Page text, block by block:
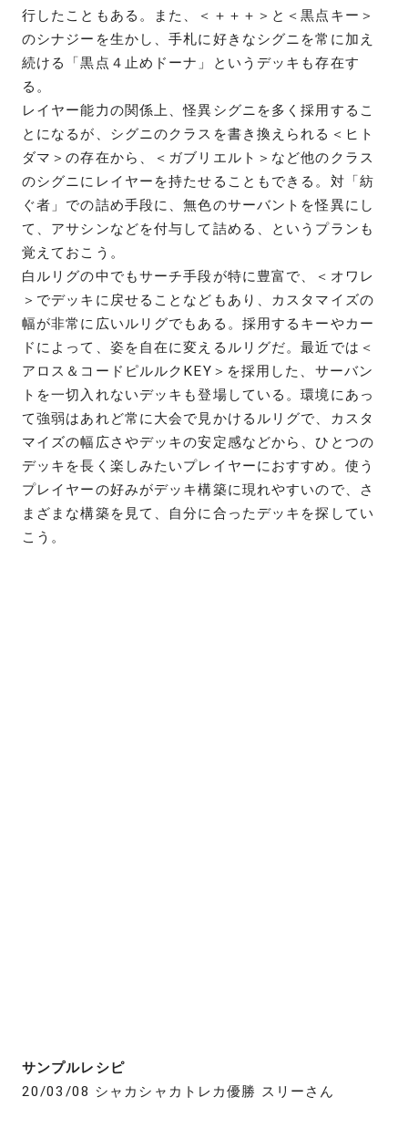
行したこともある。また、＜＋＋＋＞と＜黒点キー＞
のシナジーを生かし、手札に好きなシグニを常に加え
続ける「黒点４止めドーナ」というデッキも存在す
る。
レイヤー能力の関係上、怪異シグニを多く採用するこ
とになるが、シグニのクラスを書き換えられる＜ヒト
ダマ＞の存在から、＜ガブリエルト＞など他のクラス
のシグニにレイヤーを持たせることもできる。対「紡
ぐ者」での詰め手段に、無色のサーバントを怪異にし
て、アサシンなどを付与して詰める、というプランも
覚えておこう。
白ルリグの中でもサーチ手段が特に豊富で、＜オワレ
＞でデッキに戻せることなどもあり、カスタマイズの
幅が非常に広いルリグでもある。採用するキーやカー
ドによって、姿を自在に変えるルリグだ。最近では＜
アロス＆コードピルルクKEY＞を採用した、サーバン
トを一切入れないデッキも登場している。環境にあっ
て強弱はあれど常に大会で見かけるルリグで、カスタ
マイズの幅広さやデッキの安定感などから、ひとつの
デッキを長く楽しみたいプレイヤーにおすすめ。使う
プレイヤーの好みがデッキ構築に現れやすいので、さ
まざまな構築を見て、自分に合ったデッキを探してい
こう。
サンプルレシピ
20/03/08 シャカシャカトレカ優勝 スリーさん